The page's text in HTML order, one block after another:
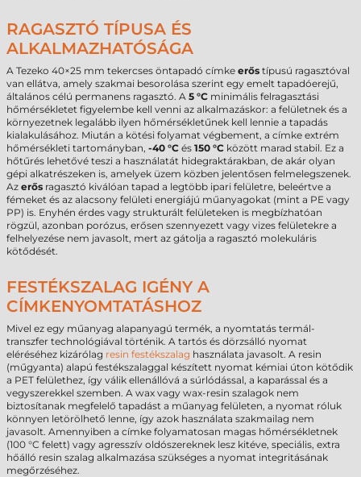
RAGASZTÓ TÍPUSA ÉS
ALKALMAZHATÓSÁGA
A Tezeko 40×25 mm tekercses öntapadó címke erős típusú ragasztóval
van ellátva, amely szakmai besorolása szerint egy emelt tapadóerejű,
általános célú permanens ragasztó. A 5 °C minimális felragasztási
hőmérsékletet figyelembe kell venni az alkalmazáskor: a felületnek és a
környezetnek legalább ilyen hőmérsékletűnek kell lennie a tapadás
kialakulásához. Miután a kötési folyamat végbement, a címke extrém
hőmérsékleti tartományban, -40 °C és 150 °C között marad stabil. Ez a
hőtűrés lehetővé teszi a használatát hidegraktárakban, de akár olyan
gépi alkatrészeken is, amelyek üzem közben jelentősen felmelegszenek.
Az erős ragasztó kiválóan tapad a legtöbb ipari felületre, beleértve a
fémeket és az alacsony felületi energiájú műanyagokat (mint a PE vagy
PP) is. Enyhén érdes vagy strukturált felületeken is megbízhatóan
rögzül, azonban porózus, erősen szennyezett vagy vizes felületekre a
felhelyezése nem javasolt, mert az gátolja a ragasztó molekuláris
kötődését.
FESTÉKSZALAG IGÉNY A
CÍMKENYOMTATÁSHOZ
Mivel ez egy műanyag alapanyagú termék, a nyomtatás termál-
transzfer technológiával történik. A tartós és dörzsálló nyomat
eléréséhez kizárólag resin festékszalag használata javasolt. A resin
(műgyanta) alapú festékszalaggal készített nyomat kémiai úton kötődik
a PET felülethez, így válik ellenállóvá a súrlódással, a kaparással és a
vegyszerekkel szemben. A wax vagy wax-resin szalagok nem
biztosítanak megfelelő tapadást a műanyag felületen, a nyomat róluk
könnyen letörölhető lenne, így azok használata szakmailag nem
javasolt. Amennyiben a címke folyamatosan magas hőmérsékletnek
(100 °C felett) vagy agresszív oldószereknek lesz kitéve, speciális, extra
hőálló resin szalag alkalmazása szükséges a nyomat integritásának
megőrzéséhez.